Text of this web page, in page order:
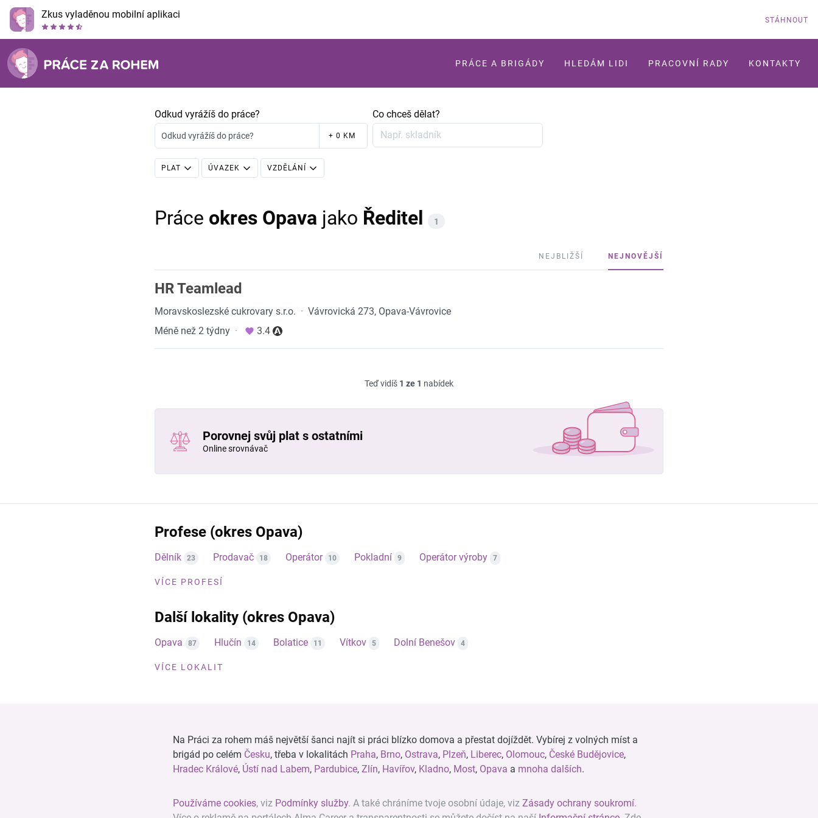
Zkus vyladěnou mobilní aplikaci STÁHNOUT
PRÁCE A BRIGÁDY HLEDÁM LIDI PRACOVNÍ RADY KONTAKTY
Odkud vyrážíš do práce?
Odkud vyrážíš do práce? + 0 KM
Co chceš dělat?
PLAT ÚVAZEK VZDĚLÁNÍ
Práce okres Opava jako Ředitel 1
NEJBLIŽŠÍ NEJNOVĚJŠÍ
HR Teamlead
Moravskoslezské cukrovary s.r.o. · Vávrovická 273, Opava-Vávrovice
Méně než 2 týdny · 3.4
Teď vidíš 1 ze 1 nabídek
Porovnej svůj plat s ostatními
Online srovnávač
Profese (okres Opava)
Dělník 23 Prodavač 18 Operátor 10 Pokladní 9 Operátor výroby 7
VÍCE PROFESÍ
Další lokality (okres Opava)
Opava 87 Hlučín 14 Bolatice 11 Vítkov 5 Dolní Benešov 4
VÍCE LOKALIT
Na Práci za rohem máš největší šanci najít si práci blízko domova a přestat dojíždět. Vybírej z volných míst a
brigád po celém Česku, třeba v lokalitách Praha, Brno, Ostrava, Plzeň, Liberec, Olomouc, České Budějovice,
Hradec Králové, Ústí nad Labem, Pardubice, Zlín, Havířov, Kladno, Most, Opava a mnoha dalších.
Používáme cookies, viz Podmínky služby. A také chráníme tvoje osobní údaje, viz Zásady ochrany soukromí.